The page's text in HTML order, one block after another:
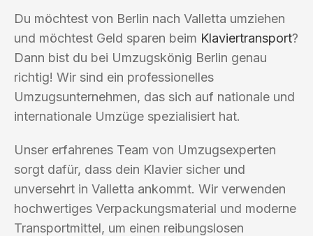
Du möchtest von Berlin nach Valletta umziehen
und möchtest Geld sparen beim Klaviertransport?
Dann bist du bei Umzugskönig Berlin genau
richtig! Wir sind ein professionelles
Umzugsunternehmen, das sich auf nationale und
internationale Umzüge spezialisiert hat.
Unser erfahrenes Team von Umzugsexperten
sorgt dafür, dass dein Klavier sicher und
unversehrt in Valletta ankommt. Wir verwenden
hochwertiges Verpackungsmaterial und moderne
Transportmittel, um einen reibungslosen